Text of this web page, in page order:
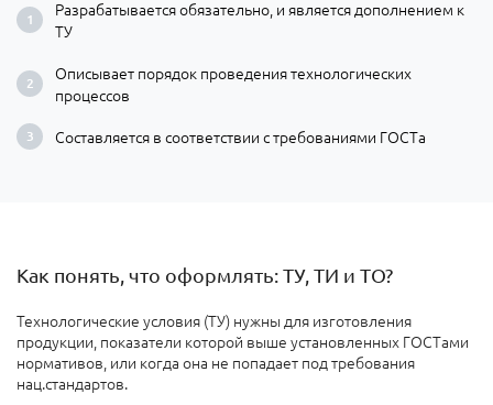
Разрабатывается обязательно, и является дополнением к
ТУ
Описывает порядок проведения технологических
процессов
Составляется в соответствии с требованиями ГОСТа
Как понять, что оформлять: ТУ, ТИ и ТО?
Технологические условия (ТУ) нужны для изготовления
продукции, показатели которой выше установленных ГОСТами
нормативов, или когда она не попадает под требования
нац.стандартов.